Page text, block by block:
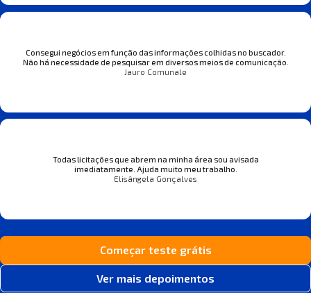
Consegui negócios em função das informações colhidas no buscador.
Não há necessidade de pesquisar em diversos meios de comunicação.
Jauro Comunale
Todas licitações que abrem na minha área sou avisada
imediatamente. Ajuda muito meu trabalho.
Elisângela Gonçalves
Começar teste grátis
Ver mais depoimentos